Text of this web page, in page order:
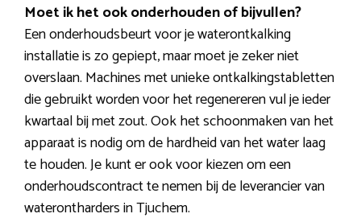
Moet ik het ook onderhouden of bijvullen?
Een onderhoudsbeurt voor je waterontkalking
installatie is zo gepiept, maar moet je zeker niet
overslaan. Machines met unieke ontkalkingstabletten
die gebruikt worden voor het regenereren vul je ieder
kwartaal bij met zout. Ook het schoonmaken van het
apparaat is nodig om de hardheid van het water laag
te houden. Je kunt er ook voor kiezen om een
onderhoudscontract te nemen bij de leverancier van
waterontharders in Tjuchem.